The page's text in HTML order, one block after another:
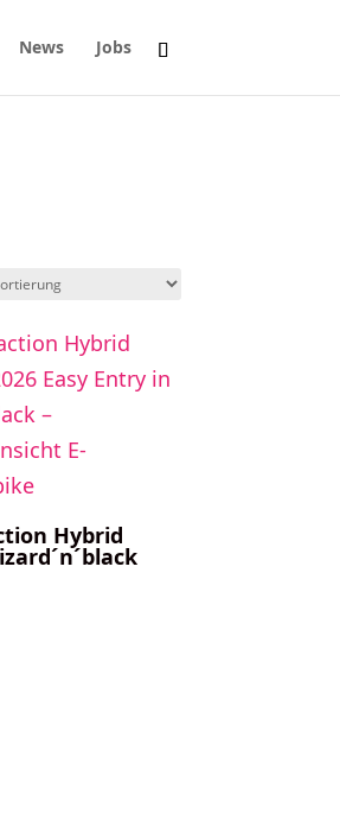
News Jobs
Hybrid